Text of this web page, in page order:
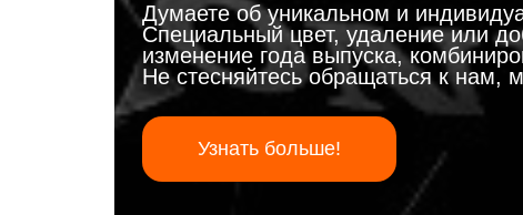
Думаете об уникальном и
Специальный цвет, удаление или
изменение года выпуска,
Не стесняйтесь обращаться к
Узнать больше!